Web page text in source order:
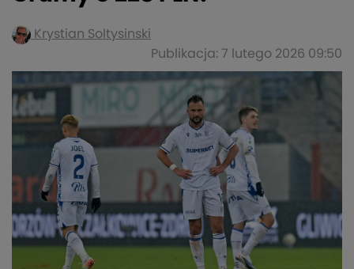
Krystian Soltysinski
Publikacja: 7 lutego 2026 09:50